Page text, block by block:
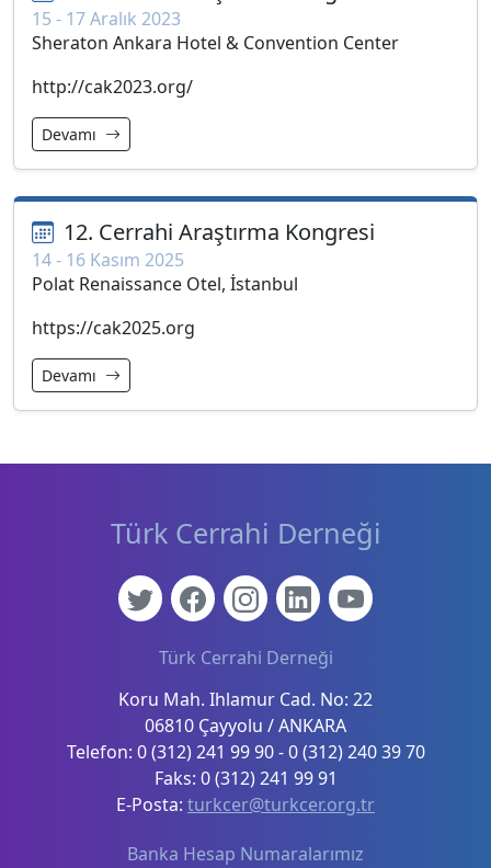
15 - 17 Aralık 2023
Sheraton Ankara Hotel & Convention Center
http://cak2023.org/
Devamı
12. Cerrahi Araştırma Kongresi
14 - 16 Kasım 2025
Polat Renaissance Otel, İstanbul
https://cak2025.org
Devamı
Türk Cerrahi Derneği
Koru Mah. Ihlamur Cad. No: 22
06810 Çayyolu / ANKARA
Telefon: 0 (312) 241 99 90 - 0 (312) 240 39 70
Faks: 0 (312) 241 99 91
E-Posta: turkcer@turkcer.org.tr
Türk Cerrahi Derneği
Banka Hesap Numaralarımız